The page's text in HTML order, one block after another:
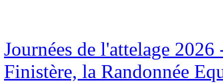
Journées de l'attelage
Finistère, la Randonnée